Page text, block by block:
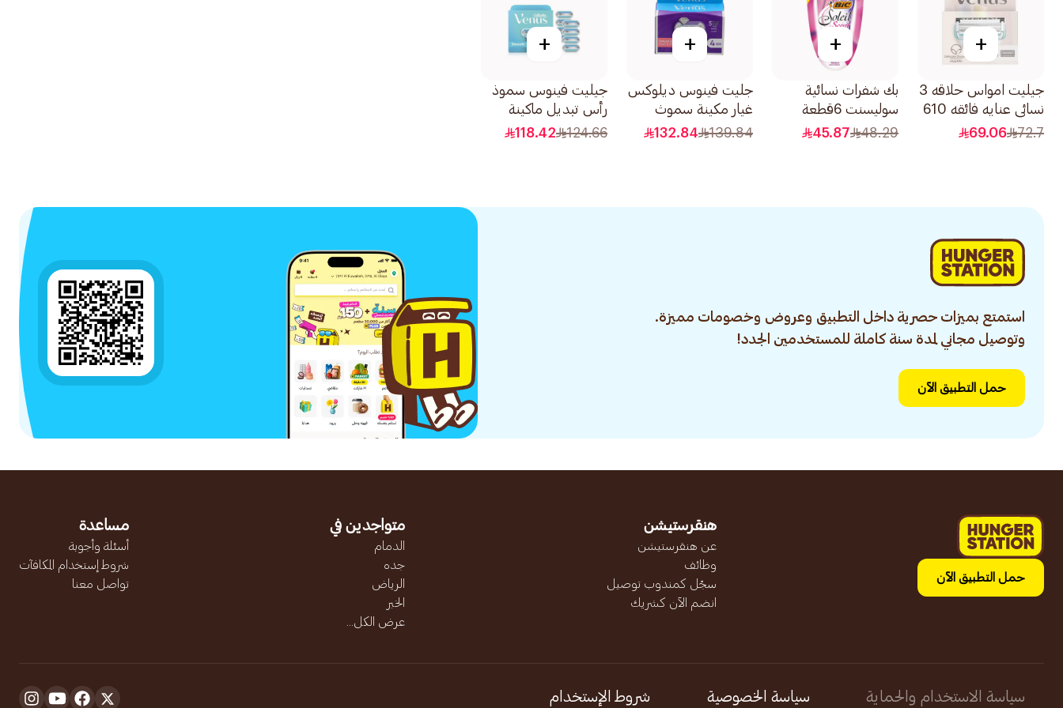
+
جيليت امواس حلاقه 3
نسائي عنايه فائقه 610
3قطعة
72.7
69.06
+
بك شفرات نسائية
سوليسنت 6قطعة
48.29
45.87
+
جليت فينوس ديلوكس
غيار مكينة سموث
سويرل 4قطعة
139.84
132.84
+
جيليت فينوس سموذ
رأس تبديل ماكينة
حلاقة 8قطع
124.66
118.42
استمتع بميزات حصرية داخل التطبيق وعروض وخصومات مميزة.
وتوصيل مجاني لمدة سنة كاملة للمستخدمين الجدد!
حمل التطبيق الآن
حمل التطبيق الآن
هنقرستيشن
عن هنقرستيشن
وظائف
سجّل كمندوب توصيل
انضم الآن كشريك
متواجدين في
الدمام
جده
الرياض
الخبر
عرض الكل...
مساعدة
أسئلة وأجوبة
شروط إستخدام المكافآت
تواصل معنا
سياسة الاستخدام والحماية سياسة الخصوصية شروط الإستخدام